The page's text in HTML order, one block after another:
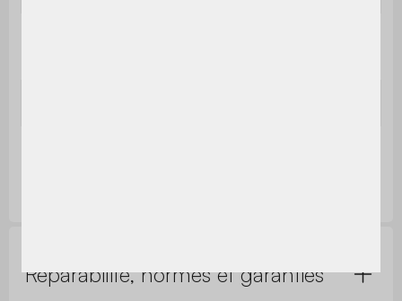
Réparabilité, normes et garanties